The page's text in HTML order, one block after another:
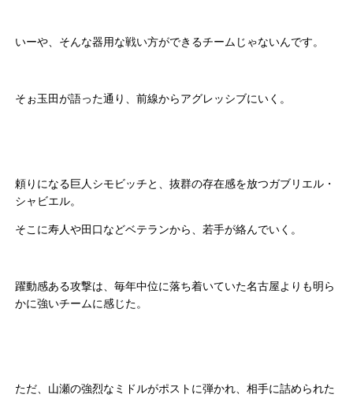
いーや、そんな器用な戦い方ができるチームじゃないんです。
そぉ玉田が語った通り、前線からアグレッシブにいく。
頼りになる巨人シモビッチと、抜群の存在感を放つガブリエル・
シャビエル。
そこに寿人や田口などベテランから、若手が絡んでいく。
躍動感ある攻撃は、毎年中位に落ち着いていた名古屋よりも明ら
かに強いチームに感じた。
ただ、山瀬の強烈なミドルがポストに弾かれ、相手に詰められた